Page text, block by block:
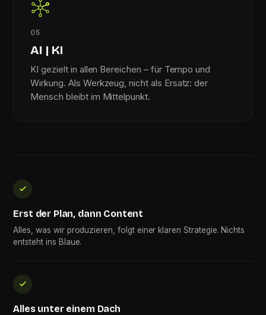
05
AI | KI
KI gezielt in allen Bereichen – für Tempo und
Wirkung. Als Werkzeug, nicht als Ersatz: der
Mensch bleibt im Mittelpunkt.
Erst der Plan, dann Content
Alles, was wir produzieren, folgt einer klaren Strategie. Nichts
entsteht ins Blaue.
Alles unter einem Dach